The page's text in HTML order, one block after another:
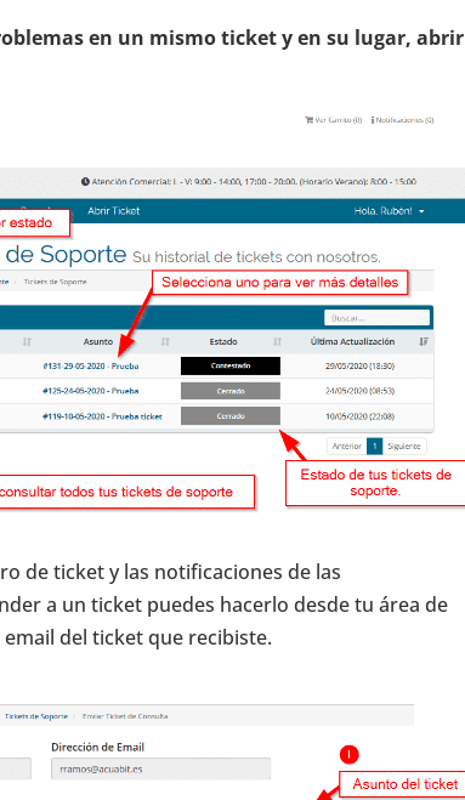
en un mismo ticket y en su lugar, abrir
de ticket y las notificaciones de las
a un ticket puedes hacerlo desde tu área de
del ticket que recibiste.